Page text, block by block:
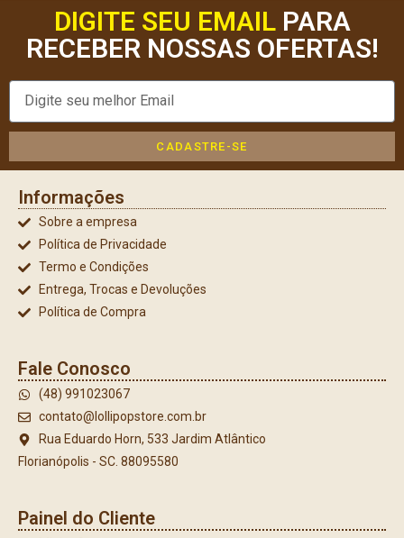
DIGITE SEU EMAILPARA
RECEBER NOSSAS OFERTAS!
CADASTRE-SE
Informações
Sobre a empresa
Política de Privacidade
Termo e Condições
Entrega, Trocas e Devoluções
Política de Compra
Fale Conosco
(48) 991023067
contato@lollipopstore.com.br
Rua Eduardo Horn, 533 Jardim Atlântico
Florianópolis - SC. 88095580
Painel do Cliente